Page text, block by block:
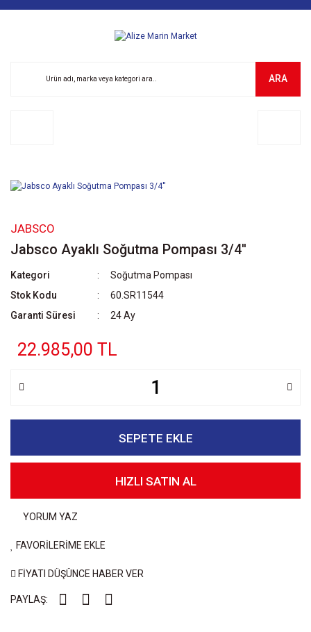
ARA
JABSCO
Jabsco Ayaklı Soğutma Pompası 3/4''
Kategori
Soğutma Pompası
Stok Kodu
60.SR11544
Garanti Süresi
24 Ay
22.985,00 TL
SEPETE EKLE
HIZLI SATIN AL
YORUM YAZ
FAVORİLERİME EKLE
FİYATI DÜŞÜNCE HABER VER
PAYLAŞ: